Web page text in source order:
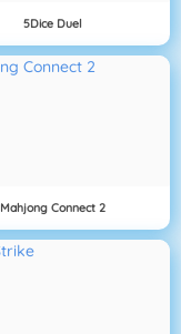
5Dice Duel
Mahjong Connect 2